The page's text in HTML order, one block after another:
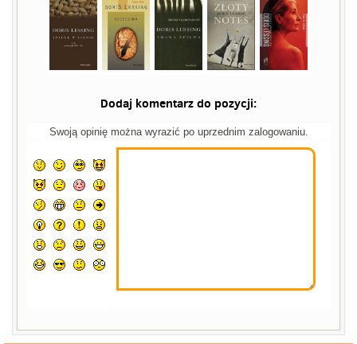
Dodaj komentarz do pozycji:
Swoją opinię można wyrazić po uprzednim zalogowaniu.